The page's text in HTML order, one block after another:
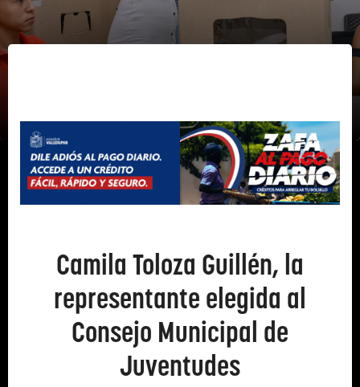
Camila Toloza Guillén, la
representante elegida al
Consejo Municipal de
Juventudes